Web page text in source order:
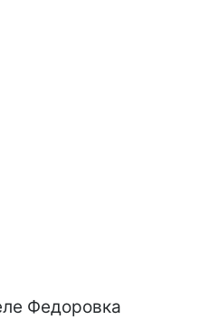
Федоровка